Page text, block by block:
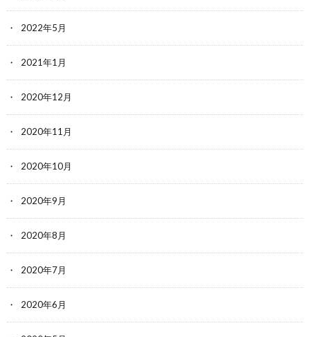
2022年5月
2021年1月
2020年12月
2020年11月
2020年10月
2020年9月
2020年8月
2020年7月
2020年6月